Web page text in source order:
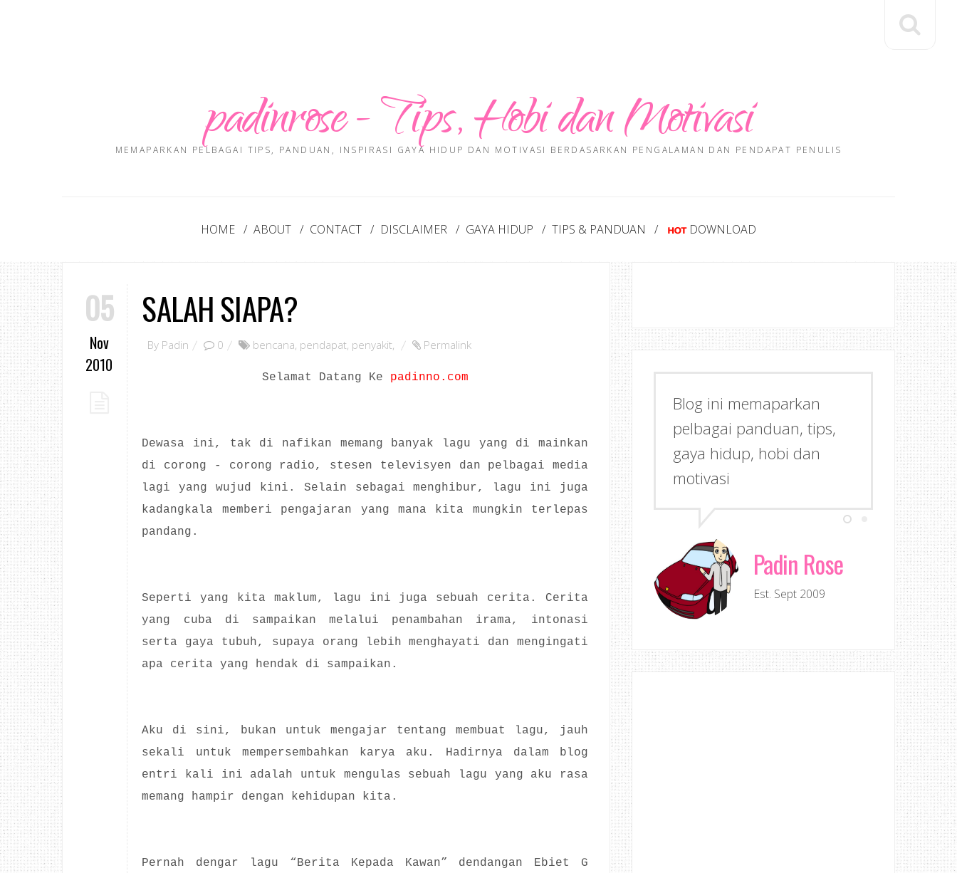
padinrose - Tips, Hobi dan Motivasi
MEMAPARKAN PELBAGAI TIPS, PANDUAN, INSPIRASI GAYA HIDUP DAN MOTIVASI BERDASARKAN PENGALAMAN DAN PENDAPAT PENULIS
HOME ABOUT CONTACT DISCLAIMER GAYA HIDUP TIPS & PANDUAN DOWNLOAD
05
Nov
2010
SALAH SIAPA?
By Padin 0 bencana, pendapat, penyakit, Permalink
Selamat Datang Ke padinno.com
Dewasa ini, tak di nafikan memang banyak lagu yang di mainkan
di corong - corong radio, stesen televisyen dan pelbagai media
lagi yang wujud kini. Selain sebagai menghibur, lagu ini juga
kadangkala memberi pengajaran yang mana kita mungkin terlepas
pandang.
Seperti yang kita maklum, lagu ini juga sebuah cerita. Cerita
yang cuba di sampaikan melalui penambahan irama, intonasi
serta gaya tubuh, supaya orang lebih menghayati dan mengingati
apa cerita yang hendak di sampaikan.
Aku di sini, bukan untuk mengajar tentang membuat lagu, jauh
sekali untuk mempersembahkan karya aku. Hadirnya dalam blog
entri kali ini adalah untuk mengulas sebuah lagu yang aku rasa
memang hampir dengan kehidupan kita.
Pernah dengar lagu “Berita Kepada Kawan” dendangan Ebiet G
Blog ini memaparkan
pelbagai panduan, tips,
gaya hidup, hobi dan
motivasi
Padin Rose
Est. Sept 2009